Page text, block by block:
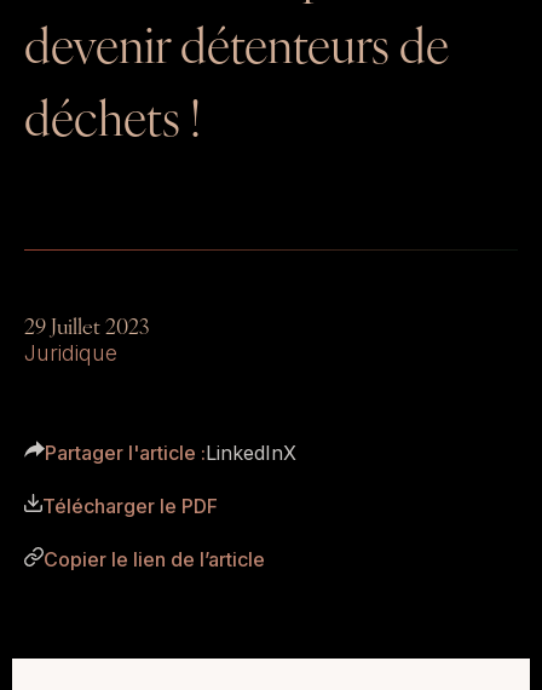
GESTION LOCATIVE
29 Juillet 2023
Juridique
devenir détenteurs de
déchets !
Partager l'article :LinkedInX
Télécharger le PDF
Copier le lien de l’article